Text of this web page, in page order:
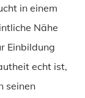
in einem
Nähe
Einbildung
echt ist,
seinen